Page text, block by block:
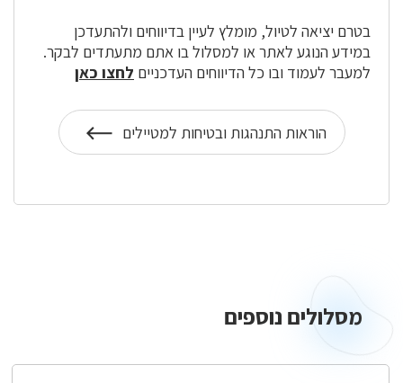
בטרם יציאה לטיול, מומלץ לעיין בדיווחים ולהתעדכן
במידע הנוגע לאתר או למסלול בו אתם מתעתדים לבקר.
למעבר לעמוד ובו כל הדיווחים העדכניים לחצו כאן
הוראות התנהגות ובטיחות למטיילים
על
נוספיםמסלולים נוספים